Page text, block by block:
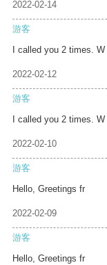
2022-02-14
游客
I called you 2 times. W
2022-02-12
游客
I called you 2 times. W
2022-02-10
游客
Hello, Greetings fr
2022-02-09
游客
Hello, Greetings fr